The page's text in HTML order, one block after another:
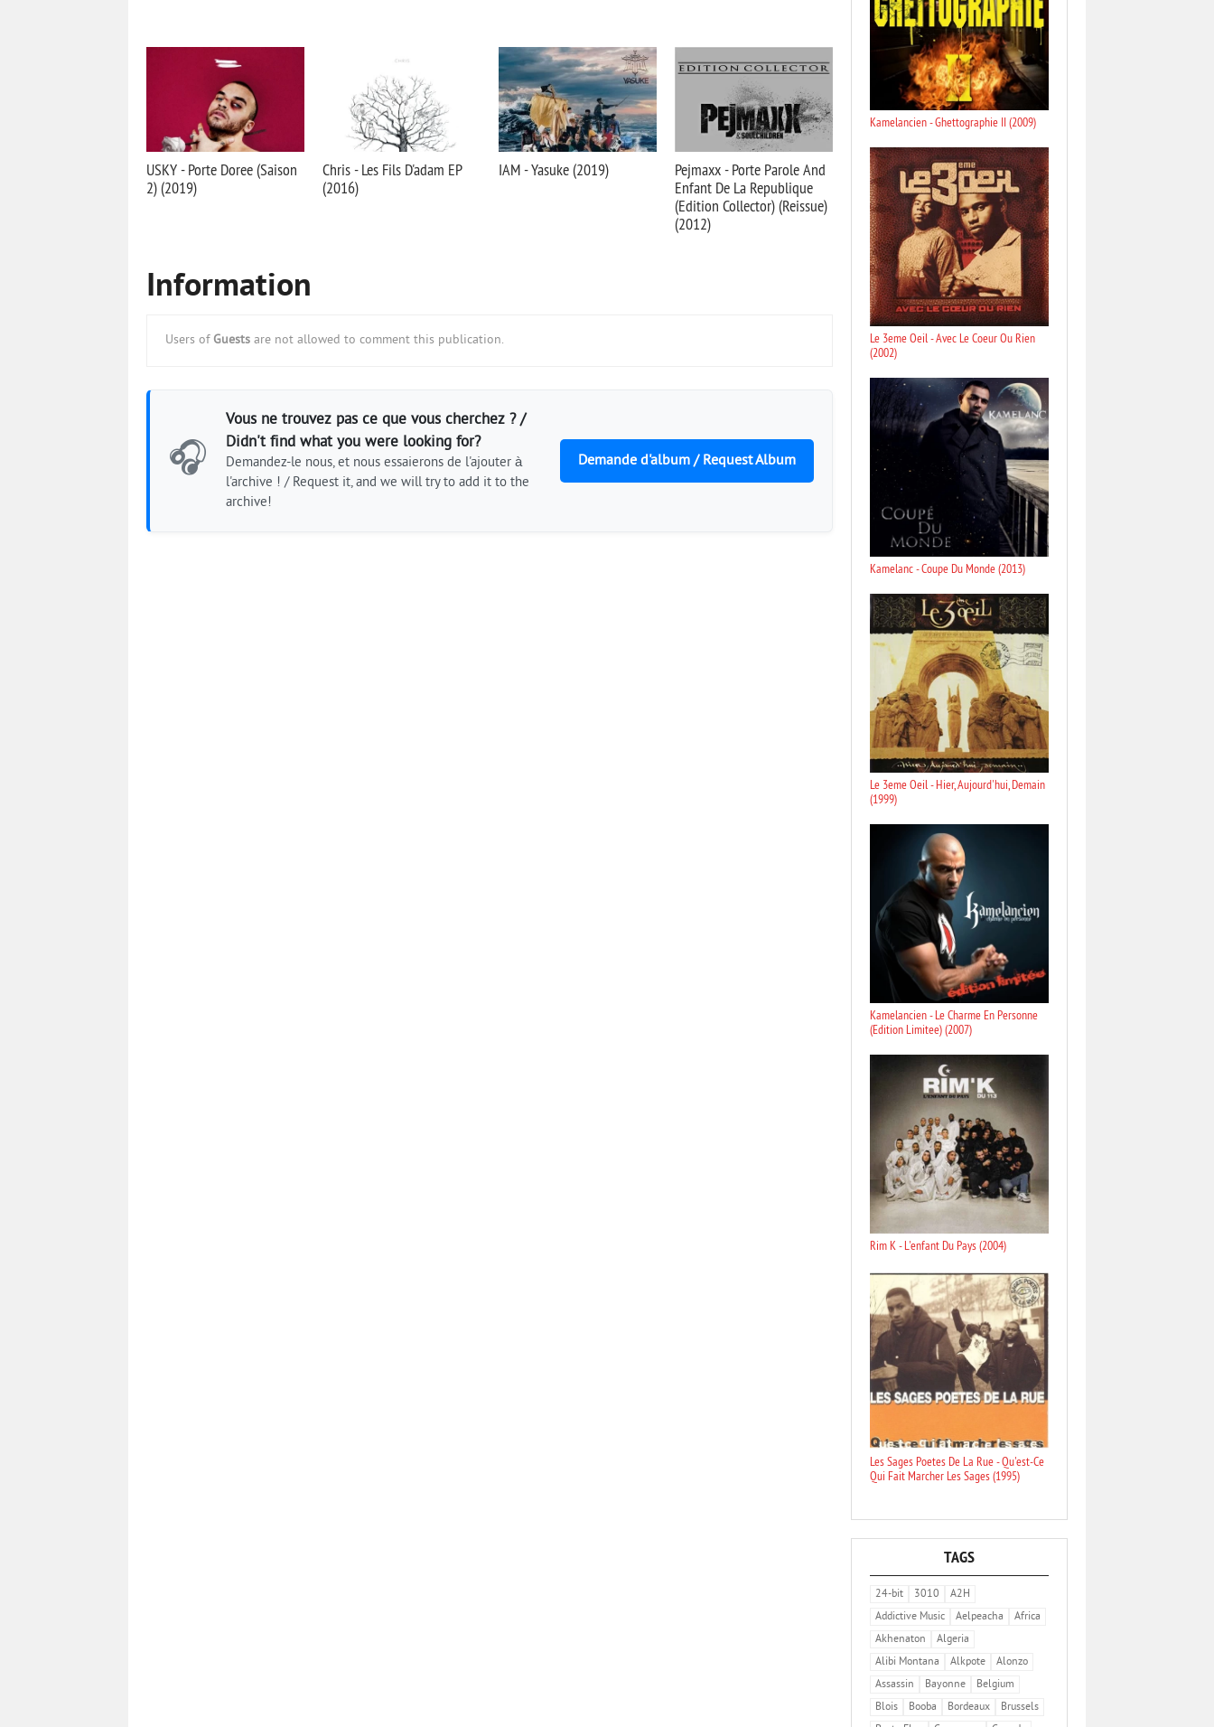
USKY - Porte Doree (Saison
2) (2019)
Chris - Les Fils D'adam EP
(2016)
IAM - Yasuke (2019)
Pejmaxx - Porte Parole And
Enfant De La Republique
(Edition Collector) (Reissue)
(2012)
Information
Users of Guests are not allowed to comment this publication.
🎧
Vous ne trouvez pas ce que vous cherchez ? /
Didn't find what you were looking for?
Demandez-le nous, et nous essaierons de l'ajouter à
l'archive ! / Request it, and we will try to add it to the
archive!
Demande d'album / Request Album
Kamelancien - Ghettographie II (2009)
Le 3eme Oeil - Avec Le Coeur Ou Rien
(2002)
Kamelanc - Coupe Du Monde (2013)
Le 3eme Oeil - Hier, Aujourd'hui, Demain
(1999)
Kamelancien - Le Charme En Personne
(Edition Limitee) (2007)
Rim K - L'enfant Du Pays (2004)
Les Sages Poetes De La Rue - Qu'est-Ce
Qui Fait Marcher Les Sages (1995)
TAGS
24-bit 3010
A2H
Addictive Music
Aelpeacha
Africa
Akhenaton
Algeria
Alibi Montana
Alkpote
Alonzo
Assassin
Bayonne
Belgium
Blois
Booba Bordeaux
Brussels